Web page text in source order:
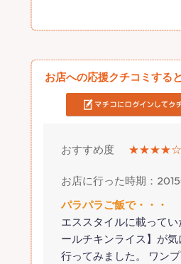
お店への応援クチコミする
おすすめ度 ★★★★☆
お店に行った時期：
パラパラご飯で・・・
エススタイルに載って
ールチキンライス】が
行ってみました。 ワン